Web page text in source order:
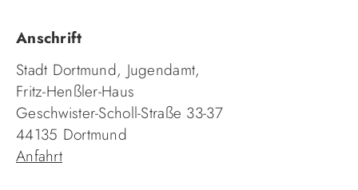
Anschrift
Stadt Dortmund, Jugendamt,
Fritz-Henßler-Haus
Geschwister-Scholl-Straße 33-37
44135 Dortmund
Anfahrt